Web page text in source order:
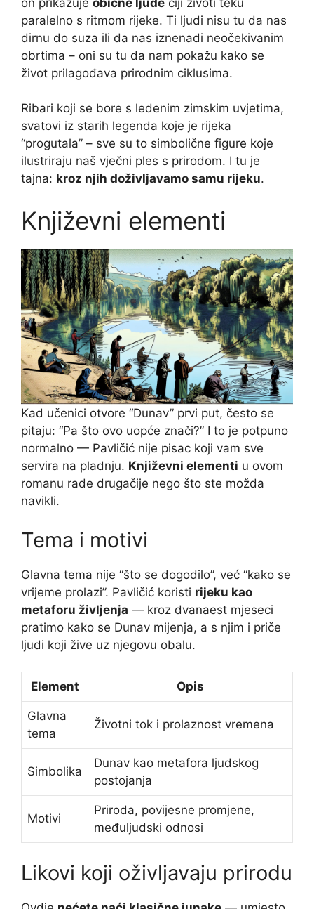
paralelno s ritmom rijeke. Ti ljudi nisu tu da nas
dirnu do suza ili da nas iznenadi neočekivanim
obrtima – oni su tu da nam pokažu kako se
život prilagođava prirodnim ciklusima.
Ribari koji se bore s ledenim zimskim uvjetima,
svatovi iz starih legenda koje je rijeka
“progutala” – sve su to simbolične figure koje
ilustriraju naš vječni ples s prirodom. I tu je
tajna: kroz njih doživljavamo samu rijeku.
Književni elementi
Kad učenici otvore “Dunav” prvi put, često se
pitaju: “Pa što ovo uopće znači?” I to je potpuno
normalno — Pavličić nije pisac koji vam sve
servira na pladnju. Književni elementi u ovom
romanu rade drugačije nego što ste možda
navikli.
Tema i motivi
Glavna tema nije “što se dogodilo”, već “kako se
vrijeme prolazi”. Pavličić koristi rijeku kao
metaforu življenja — kroz dvanaest mjeseci
pratimo kako se Dunav mijenja, a s njim i priče
ljudi koji žive uz njegovu obalu.
Element Opis
Glavna
tema
Životni tok i prolaznost vremena
Simbolika
Dunav kao metafora ljudskog
postojanja
Motivi
Priroda, povijesne promjene,
međuljudski odnosi
Likovi koji oživljavaju prirodu